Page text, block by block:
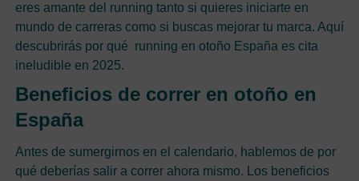
eres amante del running tanto si quieres iniciarte en
mundo de carreras como si buscas mejorar tu marca. Aquí
descubrirás por qué running en otoño España es cita
ineludible en 2025.
Beneficios de correr en otoño en
España
Antes de sumergirnos en el calendario, hablemos de por
qué deberías salir a correr ahora mismo. Los beneficios